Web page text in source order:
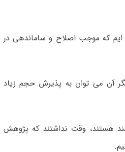
که موجب اصلاح و ساماندهی در
آن می توان به پذیرش حجم زیاد
هستند، وقت نداشتند که پژوهش